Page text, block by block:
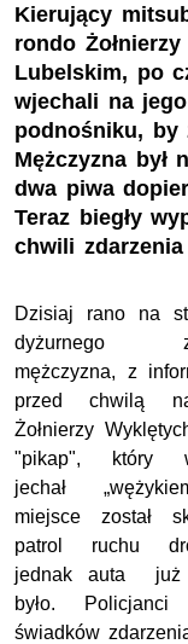
Kierujący
rondo
Lubelskim, po
wjechali na
podnośniku, by
Mężczyzna był
dwa piwa
Teraz biegły
chwili zdarzenia
Dzisiaj rano na
dyżurnego
mężczyzna, z
przed chwilą
Żołnierzy
"pikap", który
jechał
miejsce został
patrol ruchu
jednak auta już
było. Policjanci
świadków